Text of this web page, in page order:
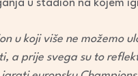
u stadion na kojem
u koji više ne možemo
a prije svega su to